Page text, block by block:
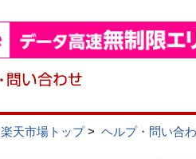
楽天市場トップ> ヘルプ・問い合